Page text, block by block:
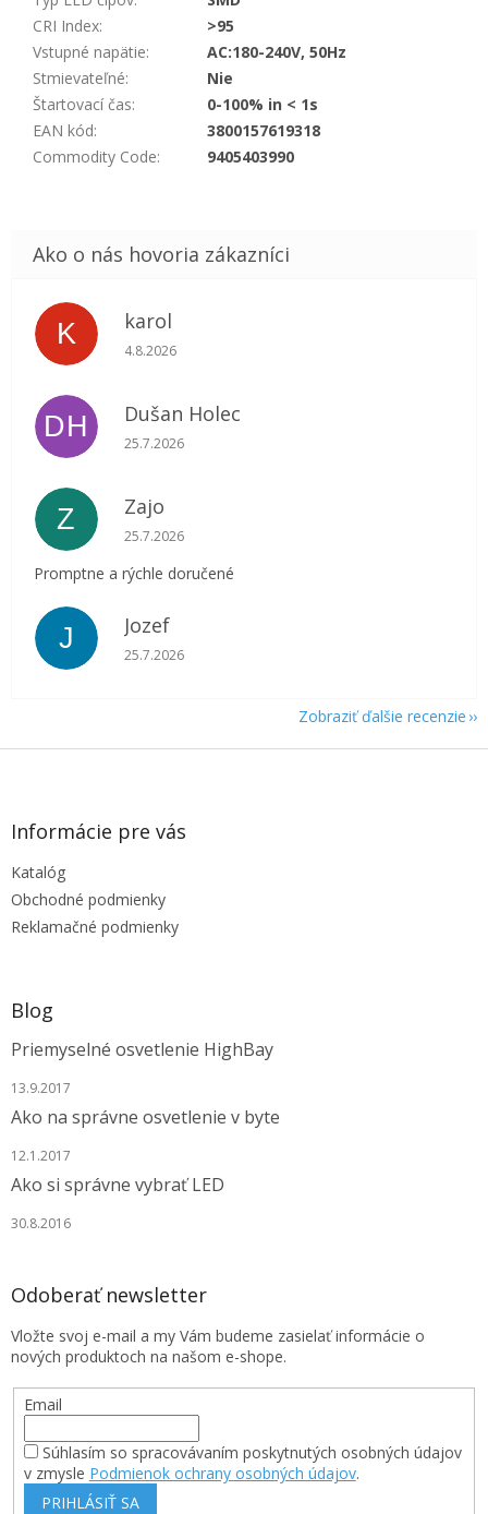
CRI Index:
>95
Vstupné napätie:
AC:180-240V, 50Hz
Stmievateľné:
Nie
Štartovací čas:
0-100% in < 1s
EAN kód:
3800157619318
Commodity Code: 9405403990
K karol
Hodnotenie obchodu je 5 z 5 hviezdičiek.
4.8.2026
DH Dušan Holec
Hodnotenie obchodu je 5 z 5 hviezdičiek.
25.7.2026
Z Zajo
Hodnotenie obchodu je 5 z 5 hviezdičiek.
25.7.2026
Promptne a rýchle doručené
J Jozef
Hodnotenie obchodu je 5 z 5 hviezdičiek.
25.7.2026
Zobraziť ďalšie recenzie
Z
Informácie pre vás
Katalóg
Obchodné podmienky
Reklamačné podmienky
Blog
Priemyselné osvetlenie HighBay
13.9.2017
Ako na správne osvetlenie v byte
12.1.2017
Ako si správne vybrať LED
30.8.2016
Odoberať newsletter
Vložte svoj e-mail a my Vám budeme zasielať informácie o
nových produktoch na našom e-shope.
Email
Súhlasím so spracovávaním poskytnutých osobných údajov
v zmysle Podmienok ochrany osobných údajov.
PRIHLÁSIŤ SA